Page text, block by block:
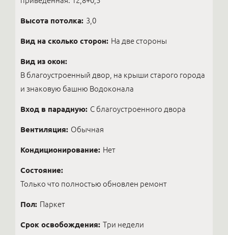
Высота потолка: 3,0
Вид на сколько сторон: На две стороны
Вид из окон:
В благоустроенный двор, на крыши старого города
и знаковую башню Водоконала
Вход в парадную: С благоустроенного двора
Вентиляция: Обычная
Кондиционирование: Нет
Состояние:
Только что полностью обновлен ремонт
Пол: Паркет
Срок освобождения: Три недели